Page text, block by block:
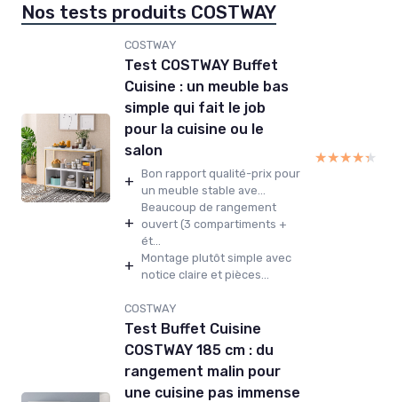
Nos tests produits COSTWAY
COSTWAY
Test COSTWAY Buffet
Cuisine : un meuble bas
simple qui fait le job
pour la cuisine ou le
salon
+ Bon rapport qualité-prix pour
un meuble stable ave...
+
Beaucoup de rangement
ouvert (3 compartiments +
ét...
+ Montage plutôt simple avec
notice claire et pièces...
★★★★★
★★★★★
COSTWAY
Test Buffet Cuisine
COSTWAY 185 cm : du
rangement malin pour
une cuisine pas immense